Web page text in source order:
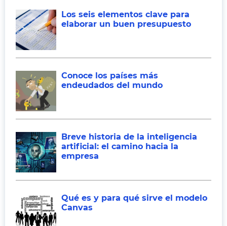
Los seis elementos clave para
elaborar un buen presupuesto
Conoce los países más
endeudados del mundo
Breve historia de la inteligencia
artificial: el camino hacia la
empresa
Qué es y para qué sirve el modelo
Canvas